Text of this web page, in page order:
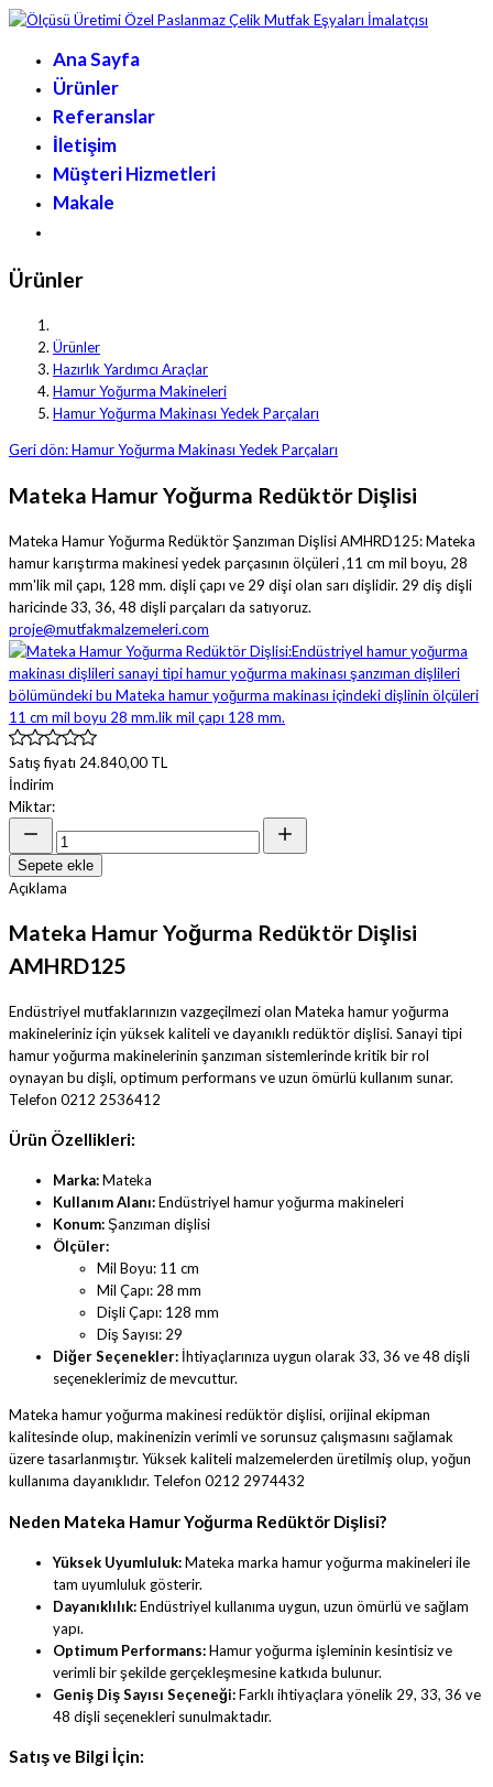
Ana Sayfa
Ürünler
Referanslar
İletişim
Müşteri Hizmetleri
Makale
Ürünler
Ürünler
Hazırlık Yardımcı Araçlar
Hamur Yoğurma Makineleri
Hamur Yoğurma Makinası Yedek Parçaları
Geri dön: Hamur Yoğurma Makinası Yedek Parçaları
Mateka Hamur Yoğurma Redüktör Dişlisi
Mateka Hamur Yoğurma Redüktör Şanzıman Dişlisi AMHRD125: Mateka
hamur karıştırma makinesi yedek parçasının ölçüleri ,11 cm mil boyu, 28
mm'lik mil çapı, 128 mm. dişli çapı ve 29 dişi olan sarı dişlidir. 29 diş dişli
haricinde 33, 36, 48 dişli parçaları da satıyoruz.
proje@mutfakmalzemeleri.com
Satış fiyatı 24.840,00 TL
İndirim
Miktar:
Sepete ekle
Açıklama
Mateka Hamur Yoğurma Redüktör Dişlisi
AMHRD125
Endüstriyel mutfaklarınızın vazgeçilmezi olan Mateka hamur yoğurma
makineleriniz için yüksek kaliteli ve dayanıklı redüktör dişlisi. Sanayi tipi
hamur yoğurma makinelerinin şanzıman sistemlerinde kritik bir rol
oynayan bu dişli, optimum performans ve uzun ömürlü kullanım sunar.
Telefon 0212 2536412
Ürün Özellikleri:
Marka:Mateka
Kullanım Alanı:Endüstriyel hamur yoğurma makineleri
Konum:Şanzıman dişlisi
Ölçüler:
Mil Boyu: 11 cm
Mil Çapı: 28 mm
Dişli Çapı: 128 mm
Diş Sayısı: 29
Diğer Seçenekler: İhtiyaçlarınıza uygun olarak 33, 36 ve 48 dişli
seçeneklerimiz de mevcuttur.
Mateka hamur yoğurma makinesi redüktör dişlisi, orijinal ekipman
kalitesinde olup, makinenizin verimli ve sorunsuz çalışmasını sağlamak
üzere tasarlanmıştır. Yüksek kaliteli malzemelerden üretilmiş olup, yoğun
kullanıma dayanıklıdır. Telefon 0212 2974432
Neden Mateka Hamur Yoğurma Redüktör Dişlisi?
Yüksek Uyumluluk:Mateka marka hamur yoğurma makineleri ile
tam uyumluluk gösterir.
Dayanıklılık:Endüstriyel kullanıma uygun, uzun ömürlü ve sağlam
yapı.
Optimum Performans:Hamur yoğurma işleminin kesintisiz ve
verimli bir şekilde gerçekleşmesine katkıda bulunur.
Geniş Diş Sayısı Seçeneği:Farklı ihtiyaçlara yönelik 29, 33, 36 ve
48 dişli seçenekleri sunulmaktadır.
Satış ve Bilgi İçin: